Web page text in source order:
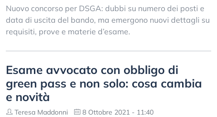
Nuovo concorso per DSGA: dubbi su numero dei posti e
data di uscita del bando, ma emergono nuovi dettagli su
requisiti, prove e materie d’esame.
Esame avvocato con obbligo di
green pass e non solo: cosa cambia
e novità
Teresa Maddonni 8 Ottobre 2021 - 11:40